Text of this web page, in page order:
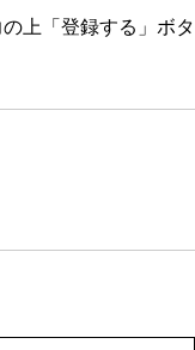
上「登録する」ボタ